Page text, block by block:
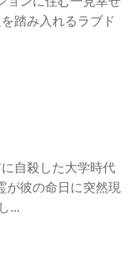
踏み入れるラブド
自殺した大学時代
が彼の命日に突然現
...